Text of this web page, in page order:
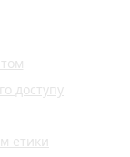
доступу
етики